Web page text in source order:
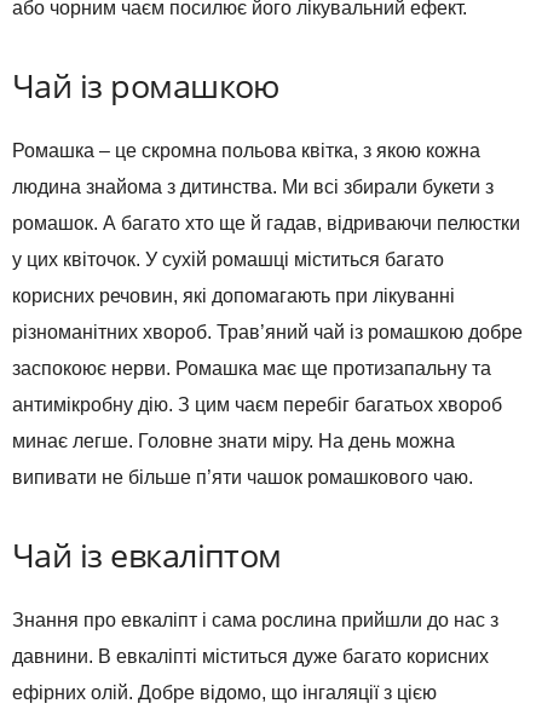
або чорним чаєм посилює його лікувальний ефект.
Чай із ромашкою
Ромашка – це скромна польова квітка, з якою кожна
людина знайома з дитинства. Ми всі збирали букети з
ромашок. А багато хто ще й гадав, відриваючи пелюстки
у цих квіточок. У сухій ромашці міститься багато
корисних речовин, які допомагають при лікуванні
різноманітних хвороб. Трав’яний чай із ромашкою добре
заспокоює нерви. Ромашка має ще протизапальну та
антимікробну дію. З цим чаєм перебіг багатьох хвороб
минає легше. Головне знати міру. На день можна
випивати не більше п’яти чашок ромашкового чаю.
Чай із евкаліптом
Знання про евкаліпт і сама рослина прийшли до нас з
давнини. В евкаліпті міститься дуже багато корисних
ефірних олій. Добре відомо, що інгаляції з цією